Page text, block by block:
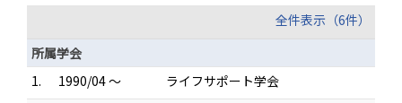
全件表示（6件）
所属学会
1.
1990/04 ～
ライフサポート学会